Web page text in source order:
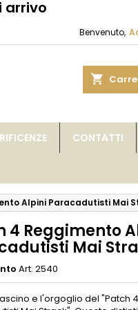
arrivo
Benvenuto,
shopping_cart
CONTATTI
Alpini Paracadutisti Mai
4 Reggimento
Mai
Art. 2540
e l'orgoglio del "Patch